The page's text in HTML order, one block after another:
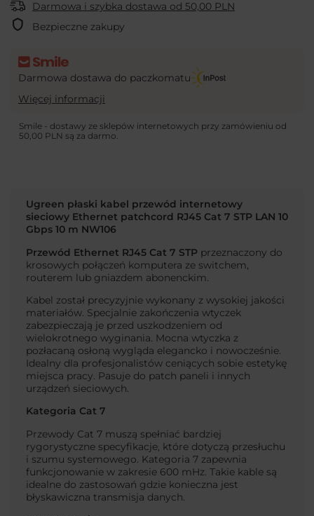
Darmowa i szybka dostawa od 50,00 PLN
Bezpieczne zakupy
Darmowa dostawa do paczkomatu
Więcej informacji
Smile - dostawy ze sklepów internetowych przy zamówieniu od
50,00 PLN są za darmo.
Ugreen płaski kabel przewód internetowy
sieciowy Ethernet patchcord RJ45 Cat 7 STP LAN 10
Gbps 10 m NW106
Przewód Ethernet RJ45 Cat 7 STP przeznaczony do
krosowych połączeń komputera ze switchem,
routerem lub gniazdem abonenckim.
Kabel został precyzyjnie wykonany z wysokiej jakości
materiałów. Specjalnie zakończenia wtyczek
zabezpieczają je przed uszkodzeniem od
wielokrotnego wyginania. Mocna wtyczka z
pozłacaną osłoną wygląda elegancko i nowocześnie.
Idealny dla profesjonalistów ceniących sobie estetykę
miejsca pracy. Pasuje do patch paneli i innych
urządzeń sieciowych.
Kategoria Cat 7
Przewody Cat 7 muszą spełniać bardziej
rygorystyczne specyfikacje, które dotyczą przesłuchu
i szumu systemowego. Kategoria 7 zapewnia
funkcjonowanie w zakresie 600 mHz. Takie kable są
idealne do zastosowań gdzie konieczna jest
błyskawiczna transmisja danych.